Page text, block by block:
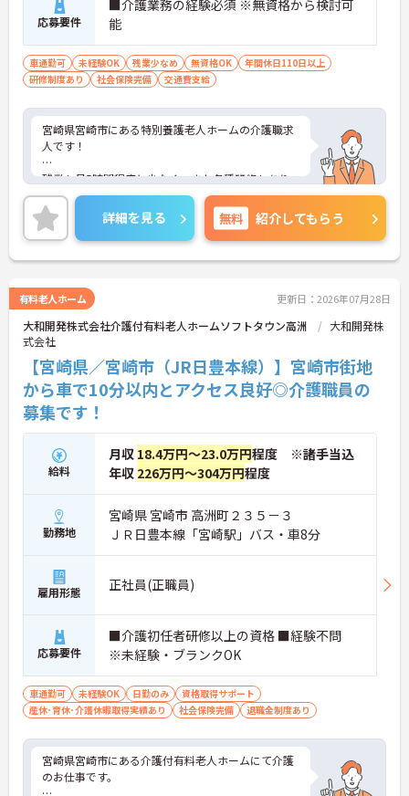
応募要件
■介護業務の経験必須 ※無資格から検討可
能
車通勤可 未経験OK 残業少なめ 無資格OK
年間休日110日以上
研修制度あり
社会保険完備 交通費支給
宮崎県宮崎市にある特別養護老人ホームの介護職求
人です！
残業も月5時間程度と少なく、また各種研修もあり
スキルアップも目指せる環境です◎
ご興味ある方には、面接対策ポイントなど、詳細を
お話しいたしますのでお気軽にご相談ください。
詳細を見る 無料 紹介してもらう
有料老人ホーム 更新日：2026年07月28日
大和開発株式会社介護付有料老人ホームソフトタウン高洲
大和開発株
式会社
【宮崎県／宮崎市（JR日豊本線）】宮崎市街地
から車で10分以内とアクセス良好◎介護職員の
募集です！
給料
月収 18.4万円～23.0万円程度 ※諸手当込
年収 226万円～304万円程度
勤務地
宮崎県 宮崎市 高洲町２３５－３
ＪＲ日豊本線「宮崎駅」バス・車8分
雇用形態 正社員(正職員)
応募要件
■介護初任者研修以上の資格 ■経験不問
※未経験・ブランクOK
車通勤可 未経験OK 日勤のみ
資格取得サポート
産休･育休･介護休暇取得実績あり
社会保険完備 退職金制度あり
宮崎県宮崎市にある介護付有料老人ホームにて介護
のお仕事です。